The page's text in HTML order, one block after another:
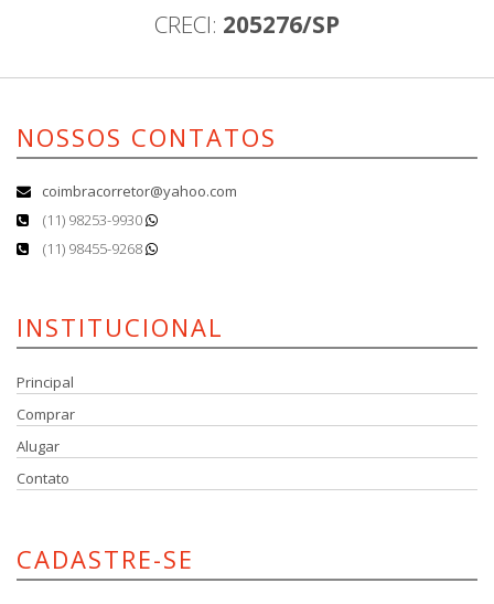
CRECI: 205276/SP
NOSSOS CONTATOS
coimbracorretor@yahoo.com
(11) 98253-9930
(11) 98455-9268
INSTITUCIONAL
Principal
Comprar
Alugar
Contato
CADASTRE-SE